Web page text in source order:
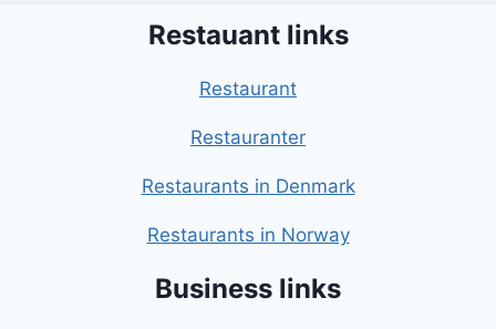
Restauant links
Restaurant
Restauranter
Restaurants in Denmark
Restaurants in Norway
Business links